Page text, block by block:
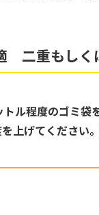
二重もしく
ル程度のゴミ袋
上げてください